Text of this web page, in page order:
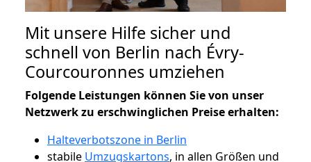
Mit unsere Hilfe sicher und
schnell von Berlin nach Évry-
Courcouronnes umziehen
Folgende Leistungen können Sie von unser
Netzwerk zu erschwinglichen Preise erhalten:
Halteverbotszone in Berlin
stabile Umzugskartons, in allen Größen und